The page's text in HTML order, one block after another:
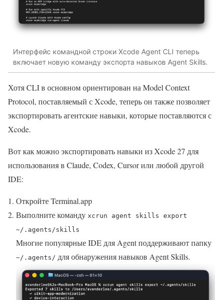
Интерфейс командной строки Xcode Agent CLI теперь
включает новую команду экспорта навыков Agent Skills.
Хотя CLI в основном ориентирован на Model Context
Protocol, поставляемый с Xcode, теперь он также позволяет
экспортировать агентские навыки, которые поставляются с
Xcode.
Вот как можно экспортировать навыки из Xcode 27 для
использования в Claude, Codex, Cursor или любой другой
IDE:
Откройте Terminal.app
Выполните команду xcrun agent skills export
~/.agents/skills
Многие популярные IDE для Agent поддерживают папку
~/.agents/ для обнаружения навыков Agent Skills.